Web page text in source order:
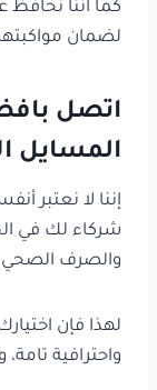
كما أننا نحافظ
لضمان
اتصل
المسايل
إننا لا نعتبر
شركاء لك في
والصرف الصحي
لهذا فإن
واحترافية